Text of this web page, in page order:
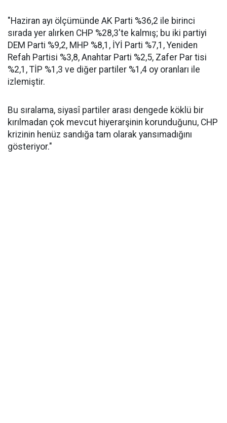
"Haziran ayı ölçümünde AK Parti %36,2 ile birinci
sırada yer alırken CHP %28,3'te kalmış; bu iki partiyi
DEM Parti %9,2, MHP %8,1, İYİ Parti %7,1, Yeniden
Refah Partisi %3,8, Anahtar Parti %2,5, Zafer Par tisi
%2,1, TİP %1,3 ve diğer partiler %1,4 oy oranları ile
izlemiştir.
Bu sıralama, siyasî partiler arası dengede köklü bir
kırılmadan çok mevcut hiyerarşinin korunduğunu, CHP
krizinin henüz sandığa tam olarak yansımadığını
gösteriyor."